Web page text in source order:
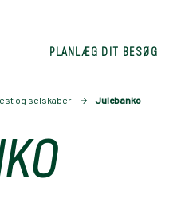
PLANLÆG DIT BESØG
og selskaber Julebanko